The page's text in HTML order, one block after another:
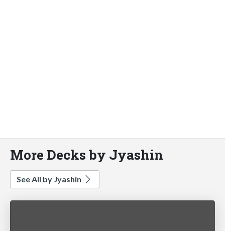
More Decks by Jyashin
See All by Jyashin